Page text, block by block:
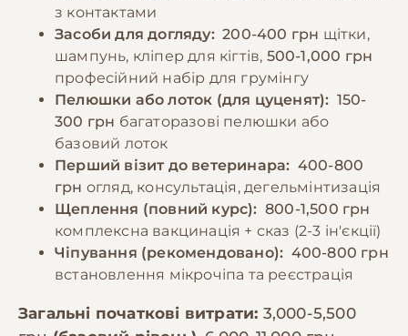
з контактами
Засоби для догляду: 200-400 грн щітки,
шампунь, кліпер для кігтів, 500-1,000 грн
професійний набір для грумінгу
Пелюшки або лоток (для цуценят): 150-
300 грн багаторазові пелюшки або
базовий лоток
Перший візит до ветеринара: 400-800
грн огляд, консультація, дегельмінтизація
Щеплення (повний курс): 800-1,500 грн
комплексна вакцинація + сказ (2-3 ін'єкції)
Чіпування (рекомендовано): 400-800 грн
встановлення мікрочіпа та реєстрація
Загальні початкові витрати: 3,000-5,500